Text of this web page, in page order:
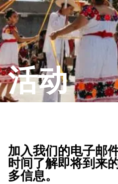
活动
加入我们的电子邮
时间了解即将到来
多信息。